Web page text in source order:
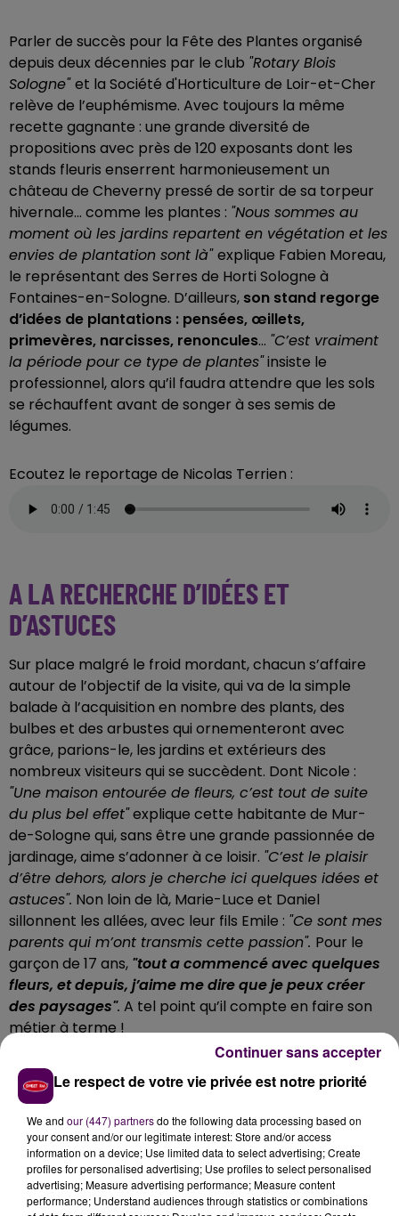
Parler de succès pour la Fête des Plantes organisé
depuis deux décennies par le club "Rotary Blois
Sologne"et la Société d'Horticulture de Loir-et-Cher
relève de l’euphémisme. Avec toujours la même
recette gagnante : une grande diversité de
propositions avec près de 120 exposants dont les
stands fleuris enserrent harmonieusement un
château de Cheverny pressé de sortir de sa torpeur
hivernale... comme les plantes : "Nous sommes au
moment où les jardins repartent en végétation et les
envies de plantation sont là"explique Fabien Moreau,
le représentant des Serres de Horti Sologne à
Fontaines-en-Sologne. D’ailleurs, son stand regorge
d’idées de plantations : pensées, œillets,
primevères, narcisses, renoncules... "C’est vraiment
la période pour ce type de plantes"insiste le
professionnel, alors qu’il faudra attendre que les sols
se réchauffent avant de songer à ses semis de
légumes.
Ecoutez le reportage de Nicolas Terrien :
A LA RECHERCHE D’IDÉES ET
D’ASTUCES
Sur place malgré le froid mordant, chacun s’affaire
autour de l’objectif de la visite, qui va de la simple
balade à l’acquisition en nombre des plants, des
bulbes et des arbustes qui ornementeront avec
grâce, parions-le, les jardins et extérieurs des
nombreux visiteurs qui se succèdent. Dont Nicole :
"Une maison entourée de fleurs, c’est tout de suite
du plus bel effet"explique cette habitante de Mur-
de-Sologne qui, sans être une grande passionnée de
jardinage, aime s’adonner à ce loisir. "C’est le plaisir
d’être dehors, alors je cherche ici quelques idées et
astuces". Non loin de là, Marie-Luce et Daniel
sillonnent les allées, avec leur fils Emile : "Ce sont mes
parents qui m’ont transmis cette passion". Pour le
garçon de 17 ans, "tout a commencé avec quelques
fleurs, et depuis, j’aime me dire que je peux créer
des paysages". A tel point qu’il compte en faire son
métier à terme !
Le respect de votre vie privée est notre priorité
We and our (447) partnersdo the following data processing based on
your consent and/or our legitimate interest: Store and/or access
information on a device; Use limited data to select advertising; Create
profiles for personalised advertising; Use profiles to select personalised
advertising; Measure advertising performance; Measure content
performance; Understand audiences through statistics or combinations
Continuer sans accepter